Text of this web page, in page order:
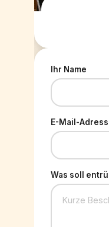
Ihr Name
E-Mail-
Was soll